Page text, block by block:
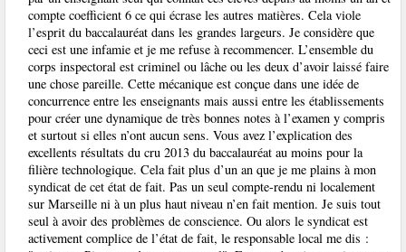
compte coefficient 6 ce qui écrase les autres matières. Cela viole
l’esprit du baccalauréat dans les grandes largeurs. Je considère que
ceci est une infamie et je me refuse à recommencer. L’ensemble du
corps inspectoral est criminel ou lâche ou les deux d’avoir laissé faire
une chose pareille. Cette mécanique est conçue dans une idée de
concurrence entre les enseignants mais aussi entre les établissements
pour créer une dynamique de très bonnes notes à l’examen y compris
et surtout si elles n’ont aucun sens. Vous avez l’explication des
excellents résultats du cru 2013 du baccalauréat au moins pour la
filière technologique. Cela fait plus d’un an que je me plains à mon
syndicat de cet état de fait. Pas un seul compte-rendu ni localement
sur Marseille ni à un plus haut niveau n’en fait mention. Je suis tout
seul à avoir des problèmes de conscience. Ou alors le syndicat est
activement complice de l’état de fait, le responsable local me dis :